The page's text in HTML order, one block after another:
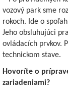
vozový park sme
rokoch. Ide o
Jeho obsluhujúci
ovládacích prvkov.
technickom stave.
Hovoríte o
zariadeniami?